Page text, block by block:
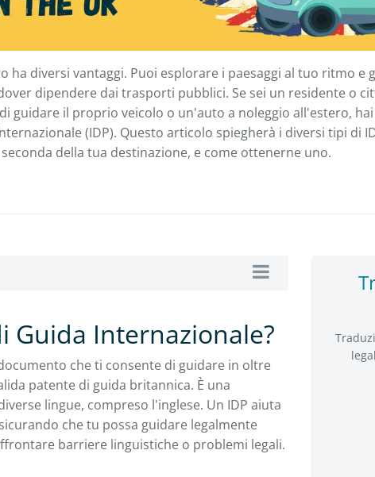
ha diversi vantaggi. Puoi esplorare i paesaggi al tuo ritmo e
dipendere dai trasporti pubblici. Se sei un residente o
guidare il proprio veicolo o un'auto a noleggio all'estero,
(IDP). Questo articolo spiegherà i diversi tipi di
della tua destinazione, e come ottenerne uno.
Guida Internazionale?
che ti consente di guidare in oltre
patente di guida britannica. È una
lingue, compreso l'inglese. Un IDP aiuta
che tu possa guidare legalmente
barriere linguistiche o problemi legali.